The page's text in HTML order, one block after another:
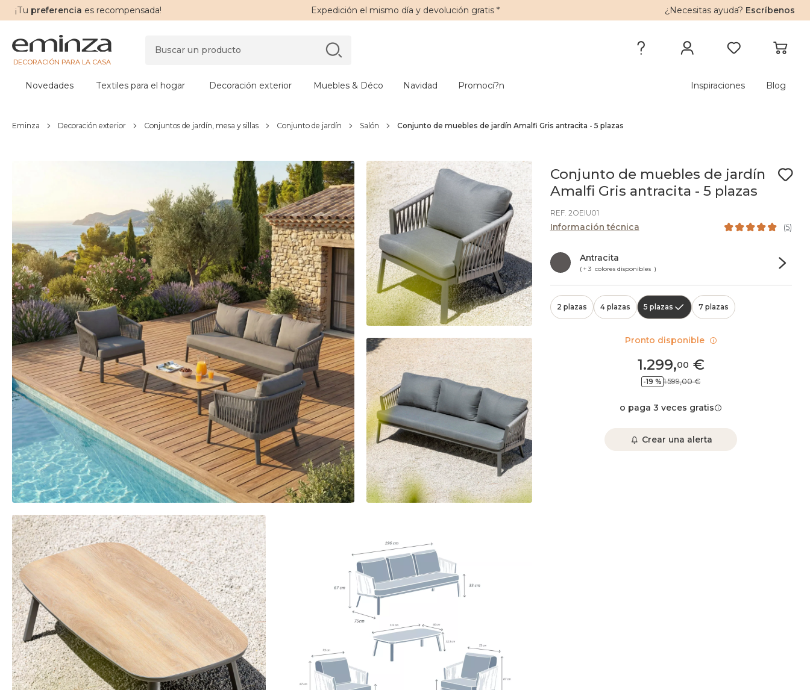
¡Tu preferencia es recompensada! Expedición el mismo día y devolución gratis* ¿Necesitas ayuda? Escríbenos
DECORACIÓN PARA LA CASA
Novedades Textiles para el hogar Decoración exterior Muebles & Déco Navidad Promoci?n Inspiraciones Blog
Eminza Decoración exterior Conjuntos de jardín, mesa y sillas Conjunto de jardín Salón Conjunto de muebles de jardín Amalfi Gris antracita - 5 plazas
Conjunto de muebles de jardín
Amalfi Gris antracita - 5 plazas
REF. 2OEIU01
Información técnica (5)
Antracita
( + 3 colores disponibles )
2 plazas 4 plazas 5 plazas 7 plazas
1.299,00 €
-19 % 1.599,00 €
o paga 3 veces gratis
Crear una alerta